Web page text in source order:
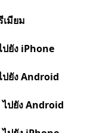
มียม
ยัง iPhone
ยัง Android
ปยัง Android